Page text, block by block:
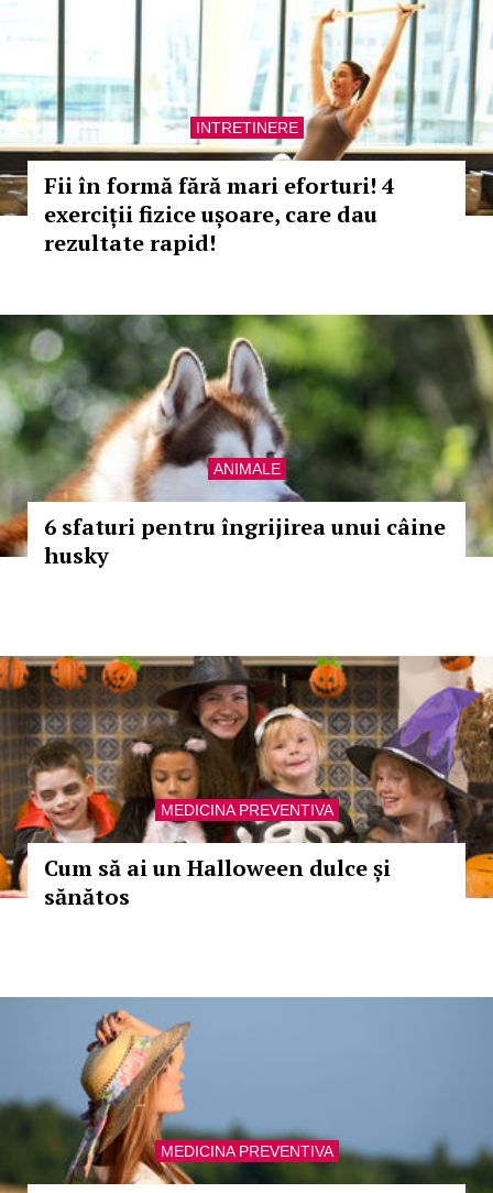
INTRETINERE
Fii în formă fără mari eforturi! 4
exerciții fizice ușoare, care dau
rezultate rapid!
ANIMALE
6 sfaturi pentru îngrijirea unui câine
husky
MEDICINA PREVENTIVA
Cum să ai un Halloween dulce și
sănătos
MEDICINA PREVENTIVA